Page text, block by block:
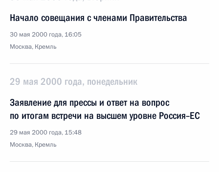
Начало совещания с членами Правительства
30 мая 2000 года, 16:05
Москва, Кремль
29 мая 2000 года, понедельник
Заявление для прессы и ответ на вопрос
по итогам встречи на высшем уровне Россия–ЕС
29 мая 2000 года, 15:48
Москва, Кремль